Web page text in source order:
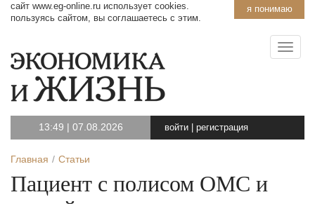
я понимаю
сайт www.eg-online.ru использует cookies.
пользуясь сайтом, вы соглашаетесь с этим.
13:49 | 07.08.2026 войти регистрация
Главная Статьи
Пациент с полисом ОМС и